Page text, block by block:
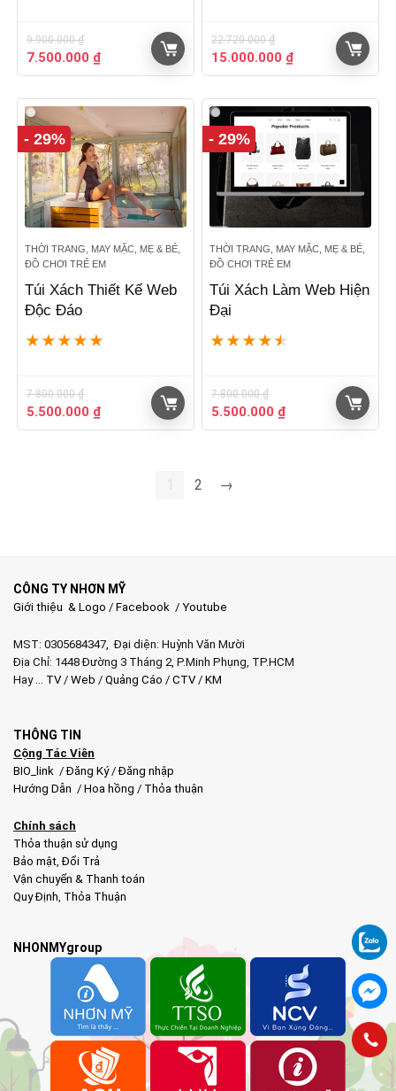
9.900.000₫
Giá
gốc
9.900.000 ₫.
7.500.000 ₫Giá
hiện
là:
7.500.000 ₫.
22.720.000₫
Giá
gốc
22.720.000 ₫.
15.000.000 ₫Giá
hiện
là:
15.000.000 ₫.
- 29%
THỜI TRANG, MAY MẶC, MẸ & BÉ,
ĐỒ CHƠI TRẺ EM
Túi Xách Thiết Kế Web
Độc Đáo
★ ★ ★ ★ ★
7.800.000₫
Giá
gốc
5.500.000 ₫Giá
hiện
- 29%
THỜI TRANG, MAY MẶC, MẸ & BÉ,
ĐỒ CHƠI TRẺ EM
Túi Xách Làm Web Hiện
Đại
★ ★ ★ ★ ★
7.800.000₫
Giá
gốc
5.500.000 ₫Giá
hiện
2 →
CÔNG TY NHƠN MỸ
Giới thiệu & Logo / Facebook / Youtube
MST: 0305684347, Đại diện: Huỳnh Văn Mười
Địa Chỉ: 1448 Đường 3 Tháng 2, P.Minh Phụng, TP.HCM
Hay … TV/ Web / Quảng Cáo / CTV/ KM
THÔNG TIN
Cộng Tác Viên
BIO_link /Đăng Ký/Đăng nhập
Hướng Dẫn / Hoa hồng / Thỏa thuận
Chính sách
Thỏa thuận sử dụng
Bảo mật,Đổi Trả
Vận chuyển & Thanh toán
Quy Định, Thỏa Thuận
NHONMYgroup